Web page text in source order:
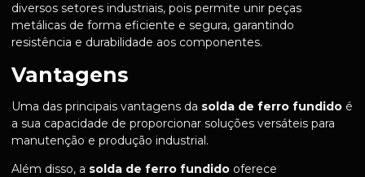
diversos setores industriais, pois permite unir peças
metálicas de forma eficiente e segura, garantindo
resistência e durabilidade aos componentes.
Vantagens
Uma das principais vantagens da solda de ferro fundido é
a sua capacidade de proporcionar soluções versáteis para
manutenção e produção industrial.
Além disso, a solda de ferro fundido oferece